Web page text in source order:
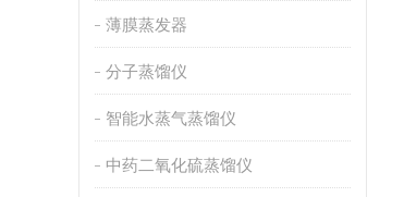
薄膜蒸发器
分子蒸馏仪
智能水蒸气蒸馏仪
中药二氧化硫蒸馏仪